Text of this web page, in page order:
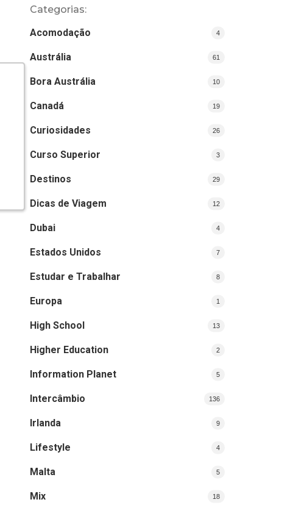
Categorias:
Acomodação
4
Austrália 61
Bora Austrália 10
Canadá 19
Curiosidades 26
Curso Superior 3
Destinos 29
Dicas de Viagem 12
Dubai 4
Estados Unidos 7
Estudar e Trabalhar 8
Europa 1
High School 13
Higher Education 2
Information Planet 5
Intercâmbio 136
Irlanda 9
Lifestyle 4
Malta 5
Mix 18